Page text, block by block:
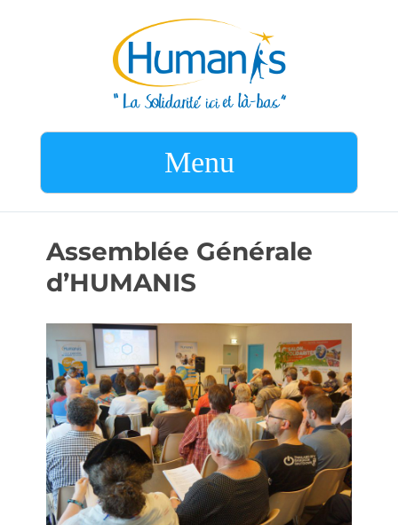
Menu
Assemblée Générale
d’HUMANIS